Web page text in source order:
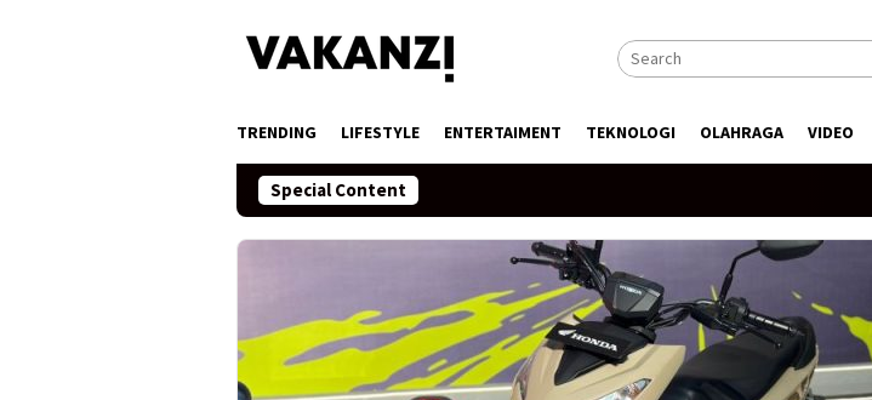
TRENDING LIFESTYLE ENTERTAIMENT TEKNOLOGI OLAHRAGA VIDEO
Special Content